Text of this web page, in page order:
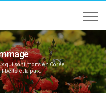
qui sont morts en Corée
et la paix.